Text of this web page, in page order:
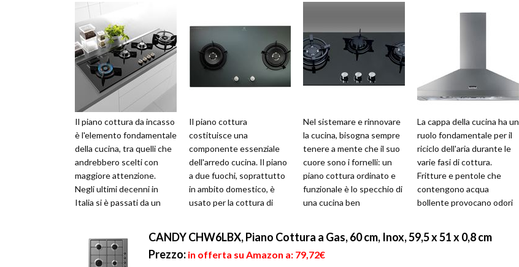
Il piano cottura da incasso
è l'elemento fondamentale
della cucina, tra quelli che
andrebbero scelti con
maggiore attenzione.
Negli ultimi decenni in
Italia si è passati da un
Il piano cottura
costituisce una
componente essenziale
dell'arredo cucina. Il piano
a due fuochi, soprattutto
in ambito domestico, è
usato per la cottura di
Nel sistemare e rinnovare
la cucina, bisogna sempre
tenere a mente che il suo
cuore sono i fornelli: un
piano cottura ordinato e
funzionale è lo specchio di
una cucina ben
La cappa della cucina ha un
ruolo fondamentale per il
riciclo dell'aria durante le
varie fasi di cottura.
Fritture e pentole che
contengono acqua
bollente provocano odori
CANDY CHW6LBX, Piano Cottura a Gas, 60 cm, Inox, 59,5 x 51 x 0,8 cm
Prezzo: in offerta su Amazon a: 79,72€